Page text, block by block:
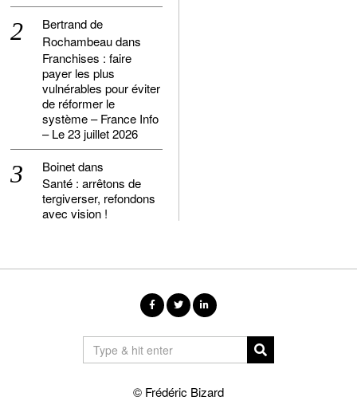
Bertrand de
Rochambeaudans
Franchises : faire
payer les plus
vulnérables pour éviter
de réformer le
système – France Info
– Le 23 juillet 2026
Boinetdans
Santé : arrêtons de
tergiverser, refondons
avec vision !
© Frédéric Bizard